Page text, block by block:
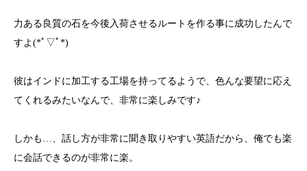
力ある良質の石を今後入荷させるルートを作る事に成功したんで
すよ(*ﾟ▽ﾟ*)
彼はインドに加工する工場を持ってるようで、色んな要望に応え
てくれるみたいなんで、非常に楽しみです♪
しかも…、話し方が非常に聞き取りやすい英語だから、俺でも楽
に会話できるのが非常に楽。